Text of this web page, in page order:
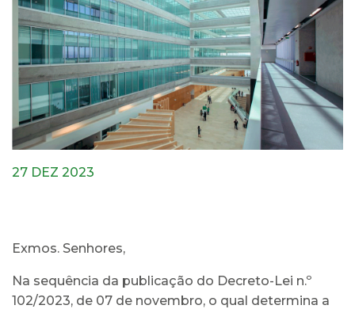
27 DEZ 2023
Exmos. Senhores,
Na sequência da publicação do Decreto-Lei n.º
102/2023, de 07 de novembro, o qual determina a